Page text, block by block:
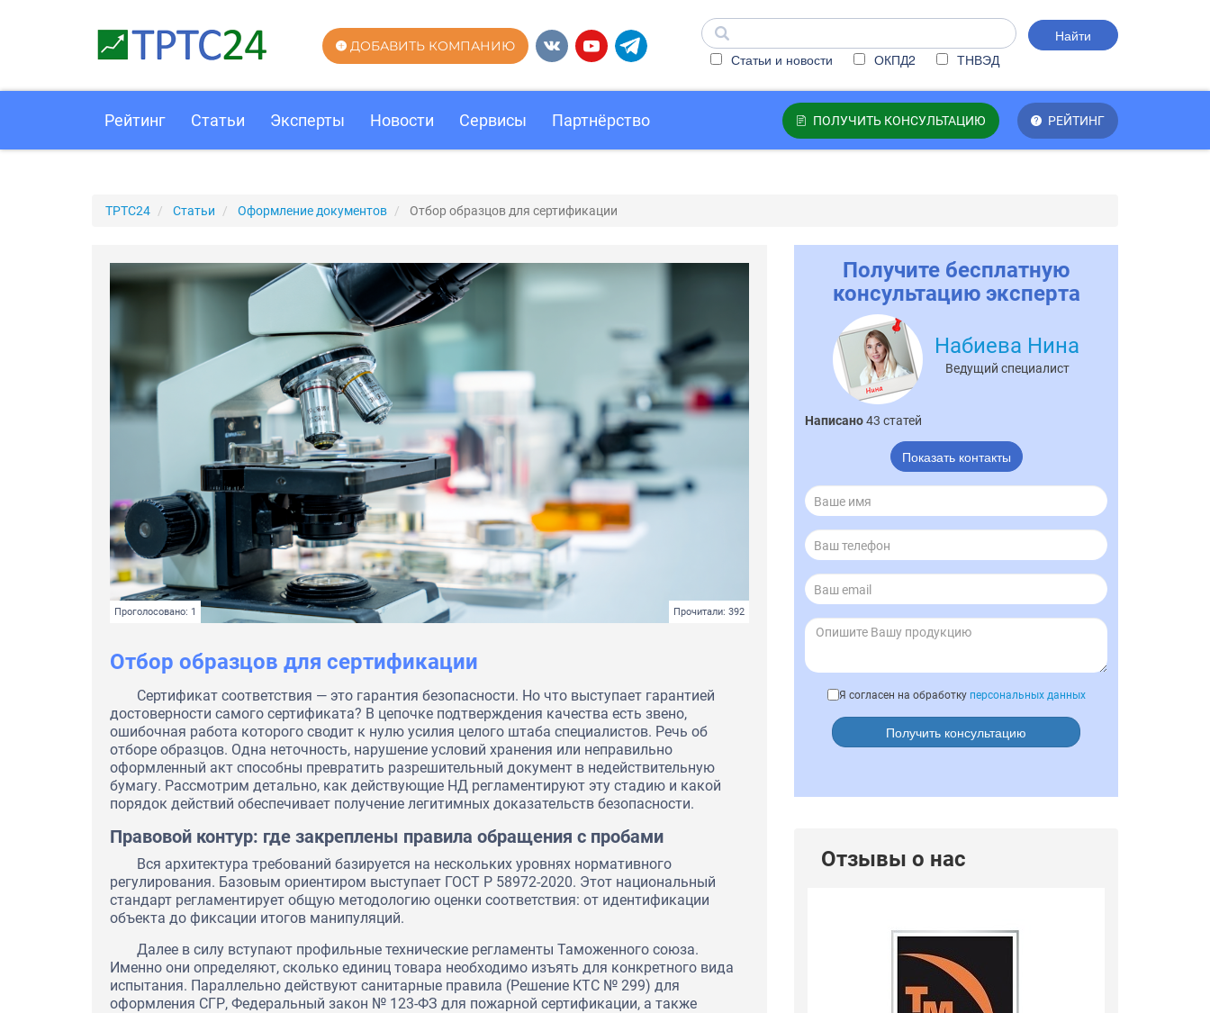
Найти
Статьи и новости
ОКПД2 ТНВЭД
ДОБАВИТЬ КОМПАНИЮ
ПОЛУЧИТЬ КОНСУЛЬТАЦИЮ РЕЙТИНГ
Рейтинг Статьи Эксперты Новости Сервисы Партнёрство
ТРТС24 Статьи Оформление документов Отбор образцов для сертификации
Проголосовано: 1 Прочитали: 392
Отбор образцов для сертификации
Сертификат соответствия — это гарантия безопасности. Но что выступает гарантией
достоверности самого сертификата? В цепочке подтверждения качества есть звено,
ошибочная работа которого сводит к нулю усилия целого штаба специалистов. Речь об
отборе образцов. Одна неточность, нарушение условий хранения или неправильно
оформленный акт способны превратить разрешительный документ в недействительную
бумагу. Рассмотрим детально, как действующие НД регламентируют эту стадию и какой
порядок действий обеспечивает получение легитимных доказательств безопасности.
Правовой контур: где закреплены правила обращения с пробами
Вся архитектура требований базируется на нескольких уровнях нормативного
регулирования. Базовым ориентиром выступает ГОСТ Р 58972-2020. Этот национальный
стандарт регламентирует общую методологию оценки соответствия: от идентификации
объекта до фиксации итогов манипуляций.
Далее в силу вступают профильные технические регламенты Таможенного союза.
Именно они определяют, сколько единиц товара необходимо изъять для конкретного вида
испытания. Параллельно действуют санитарные правила (Решение КТС № 299) для
оформления СГР, Федеральный закон № 123-ФЗ для пожарной сертификации, а также
Получите бесплатную
консультацию эксперта
Набиева Нина
Ведущий специалист
Написано43 статей
Показать контакты
Я согласен на обработку персональных данных
Получить консультацию
Отзывы о нас